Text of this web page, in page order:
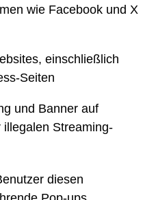
wie Facebook und X
einschließlich
Seiten
und Banner auf
Streaming-
diesen